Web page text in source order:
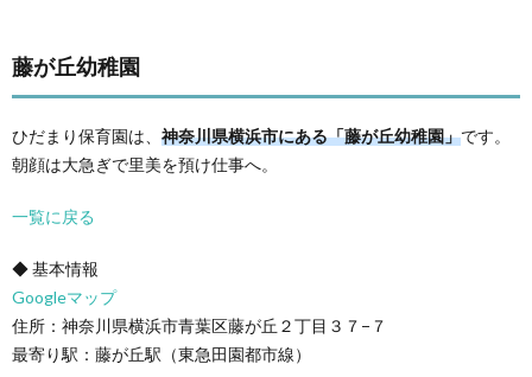
藤が丘幼稚園
ひだまり保育園は、 神奈川県横浜市にある「藤が丘幼稚園」です。
朝顔は大急ぎで里美を預け仕事へ。
一覧に戻る
◆ 基本情報
Googleマップ
住所：神奈川県横浜市青葉区藤が丘２丁目３７−７
最寄り駅：藤が丘駅（東急田園都市線）